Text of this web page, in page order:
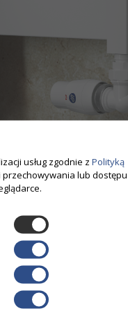
kaloryfera
usług zgodnie z Polityką
przechowywania lub dostępu